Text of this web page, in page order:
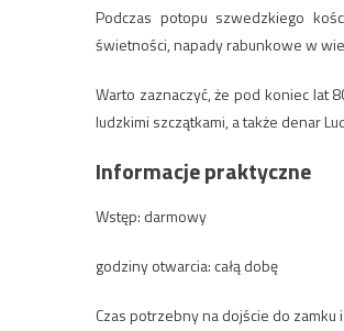
Podczas potopu szwedzkiego
świetności, napady rabunkowe w
Warto zaznaczyć, że pod koniec lat
ludzkimi szczątkami, a także de­nar
Informacje praktyczne
Wstęp: darmowy
godziny otwarcia: całą dobę
Czas potrzebny na dojście do